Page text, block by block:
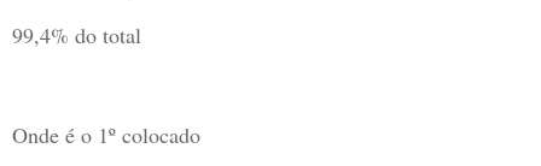
99,4% do total
Onde é o 1º colocado